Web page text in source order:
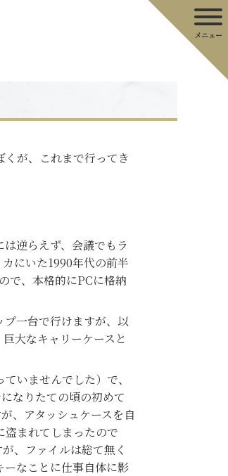
が、これまで行ってき
逆らえず、会議でもラ
にいた1990年代の前半
で、本格的にPCに格納
一台で行けますが、以
大なキャリーケースと
いませんでした）で、
なりたての頃の初めて
、アタッシュケースを自
まれてしまったので
、ファイルは総て無く
なことに仕事自体に影